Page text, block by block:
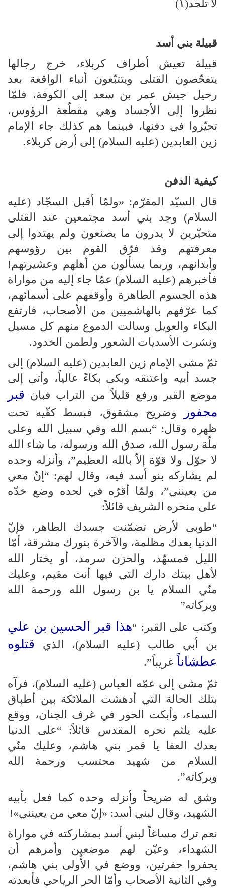
لا تلحد(۱)
قبيلة بني أسد
قبيلة تعيش أطراف كربلاء، خرج رجالها
يتفحّصون القتلى ويتتبّعون أنباء الواقعة بعد
رحيل جيش عمر بن سعد إلى الكوفة، فلمّا
نظروا إلى الأجساد وهي مقطّعة الرؤوس،
تحيّروا في دفنها، فبينما هم كذلك جاء الإمام
زين العابدين (عليه السلام) إلى أرض كربلاء.
كيفية الدفن
قال السيّد المقرّم: «ولمّا أقبل السجّاد (عليه
السلام) وجد بني أسد مجتمعين عند القتلى
متحيّرين لا يدرون ما يصنعون ولم يهتدوا إلى
معرفتهم وقد فرّق القوم بين رؤوسهم
وأبدانهم، وربما يسألون من أهلهم وعشيرتهم!
فأخبرهم (عليه السلام) عمّا جاء إليه من مواراة
هذه الجسوم الطاهرة وأوقفهم على أسمائهم،
كما عرّفهم بالهاشميين من الأصحاب، فارتفع
البكاء والعويل وسالت الدموع منهم كل مسيل
ونشرت الأسديات الشعور ولطمن الخدود.
ثمّ مشى الإمام زين العابدين (عليه السلام) إلى
جسد أبيه واعتنقه وبكى بكاءً عالياً، وأتى إلى
موضع القبر ورفع قليلاً من التراب فبان قبر
محفور
وضريح مشقوق، فبسط كفّيه تحت
ظهره وقال: “بسم الله وفي سبيل الله وعلى
ملّة رسول الله، صدق الله ورسوله، ما شاء الله
لا حوّل ولا قوّة إلاّ بالله العظيم”، وأنزله وحده
لم يشاركه بنو أسد فيه، وقال لهم: “إنّ معي
من يعينني”، ولمّا أقرّه في لحده وضع خدّه
على منحره الشريف قائلاً:
“طوبى لأرض تضمّنت جسدك الطاهر، فإنّ
الدنيا بعدك مظلمة، والآخرة بنورك مشرقة، أمّا
الليل فمسهّد، والحزن سرمد، أو يختار الله
لأهل بيتك دارك التي فيها أنت مقيم، وعليك
منّي السلام يا بن رسول الله ورحمة الله
وبركاته”
وكتب على القبر: “هذا قبر الحسين بن علي
بن أبي طالب (عليه السلام)، الذي قتلوه
عطشاناً غريباً”.
ثمّ مشى إلى عمّه العباس (عليه السلام)، فرآه
بتلك الحالة التي أدهشت الملائكة بين أطباق
السماء، وأبكت الحور في غرف الجنان، ووقع
عليه يلثم نحره المقدس قائلاً: “على الدنيا
بعدك العفا يا قمر بني هاشم، وعليك منّي
السلام من شهيد محتسب ورحمة الله
وبركاته”.
وشق له ضريحاً وأنزله وحده كما فعل بأبيه
الشهيد، وقال لبني أسد: «إنّ معي من يعينني»!
نعم ترك مساغاً لبني أسد بمشاركته في مواراة
الشهداء، وعيّن لهم موضعين وأمرهم أن
يحفروا حفرتين، ووضع في الأُولى بني هاشم،
وفي الثانية الأصحاب وأمّا الحر الرياحي فأبعدته